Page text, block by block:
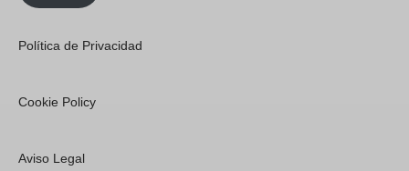
Política de Privacidad
Cookie Policy
Aviso Legal